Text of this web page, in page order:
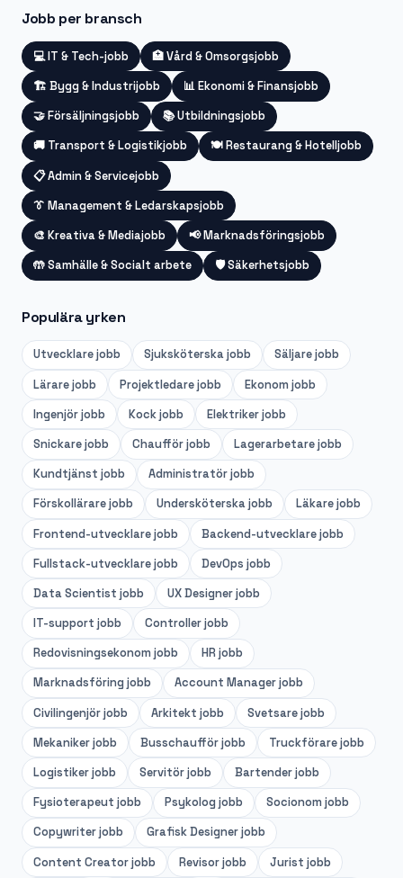
Jobb per bransch
💻IT & Tech-jobb 🏥Vård & Omsorgsjobb
🏗️ Bygg & Industrijobb 📊Ekonomi & Finansjobb
🤝Försäljningsjobb 📚Utbildningsjobb
🚚 Transport & Logistikjobb 🍽️Restaurang & Hotelljobb
📋Admin & Servicejobb
👔 Management & Ledarskapsjobb
🎨 Kreativa & Mediajobb 📢Marknadsföringsjobb
🤲Samhälle & Socialt arbete 🛡️Säkerhetsjobb
Populära yrken
Utvecklarejobb Sjuksköterskajobb Säljarejobb
Lärarejobb Projektledarejobb Ekonom jobb
Ingenjörjobb Kockjobb Elektrikerjobb
Snickarejobb Chaufförjobb Lagerarbetarejobb
Kundtjänst jobb Administratörjobb
Förskollärarejobb Undersköterskajobb Läkarejobb
Frontend-utvecklarejobb Backend-utvecklarejobb
Fullstack-utvecklarejobb DevOps jobb
Data Scientist jobb UX Designerjobb
IT-support jobb Controllerjobb
Redovisningsekonom jobb HR jobb
Marknadsföring jobb Account Managerjobb
Civilingenjörjobb Arkitekt jobb Svetsarejobb
Mekanikerjobb Busschaufförjobb Truckförarejobb
Logistikerjobb Servitörjobb Bartenderjobb
Fysioterapeut jobb Psykolog jobb Socionom jobb
Copywriterjobb Grafisk Designerjobb
Content Creatorjobb Revisorjobb Jurist jobb